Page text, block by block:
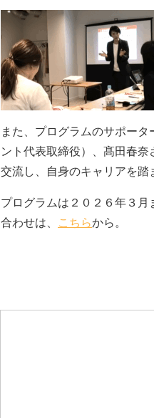
また、プログラムのサポー
ント代表取締役）、髙田春
交流し、自身のキャリアを踏
プログラムは２０２６年３
合わせは、
こちらから。